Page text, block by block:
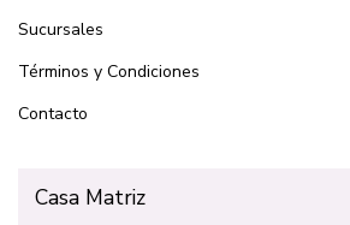
Sucursales
Términos y Condiciones
Contacto
Casa Matriz